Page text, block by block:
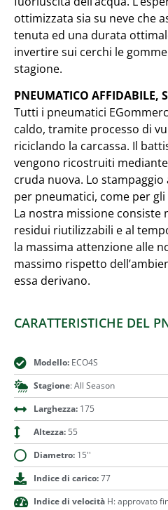
ottimizzata sia su neve che
tenuta ed una durata
invertire sui cerchi le
stagione.
PNEUMATICO AFFIDABILE,
Tutti i pneumatici
caldo, tramite processo di
riciclando la carcassa. Il
vengono ricostruiti
cruda nuova. Lo stampaggio
per pneumatici, come per
La nostra missione consiste
residui riutilizzabili e al
la massima attenzione alle
massimo rispetto
essa derivano.
CARATTERISTICHE DEL
Modello:ECO4S
Stagione: All Season
Larghezza:175
Altezza:55
Diametro:15''
Indice di carico:77
Indice di velocità H: approvato